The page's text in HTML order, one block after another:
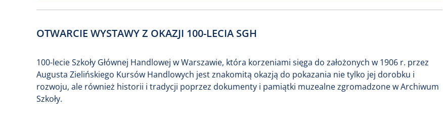
OTWARCIE WYSTAWY Z OKAZJI 100-LECIA SGH
100-lecie Szkoły Głównej Handlowej w Warszawie, która korzeniami sięga do założonych w 1906 r. przez
Augusta Zielińskiego Kursów Handlowych jest znakomitą okazją do pokazania nie tylko jej dorobku i
rozwoju, ale również historii i tradycji poprzez dokumenty i pamiątki muzealne zgromadzone w Archiwum
Szkoły.